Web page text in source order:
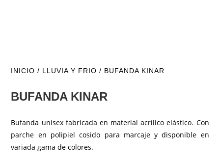
INICIO / LLUVIA Y FRIO / BUFANDA KINAR
BUFANDA KINAR
Bufanda unisex fabricada en material acrílico elástico. Con
parche en polipiel cosido para marcaje y disponible en
variada gama de colores.